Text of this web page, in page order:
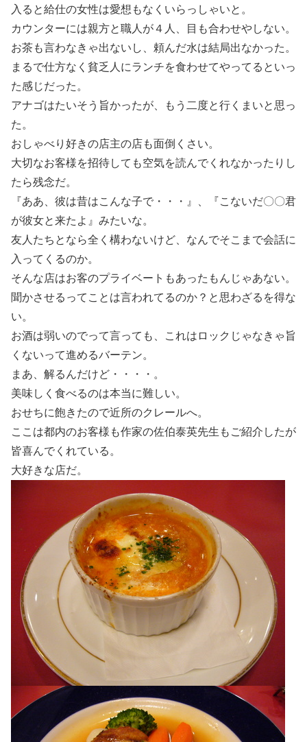
入ると給仕の女性は愛想もなくいらっしゃいと。
カウンターには親方と職人が４人、目も合わせやしない。
お茶も言わなきゃ出ないし、頼んだ水は結局出なかった。
まるで仕方なく貧乏人にランチを食わせてやってるといっ
た感じだった。
アナゴはたいそう旨かったが、もう二度と行くまいと思っ
た。
おしゃべり好きの店主の店も面倒くさい。
大切なお客様を招待しても空気を読んでくれなかったりし
たら残念だ。
『ああ、彼は昔はこんな子で・・・』、『こないだ〇〇君
が彼女と来たよ』みたいな。
友人たちとなら全く構わないけど、なんでそこまで会話に
入ってくるのか。
そんな店はお客のプライベートもあったもんじゃあない。
聞かさせるってことは言われてるのか？と思わざるを得な
い。
お酒は弱いのでって言っても、これはロックじゃなきゃ旨
くないって進めるバーテン。
まあ、解るんだけど・・・・。
美味しく食べるのは本当に難しい。
おせちに飽きたので近所のクレールへ。
ここは都内のお客様も作家の佐伯泰英先生もご紹介したが
皆喜んでくれている。
大好きな店だ。